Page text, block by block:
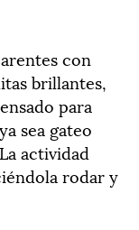
con
brillantes,
para
sea gateo
actividad
rodar y